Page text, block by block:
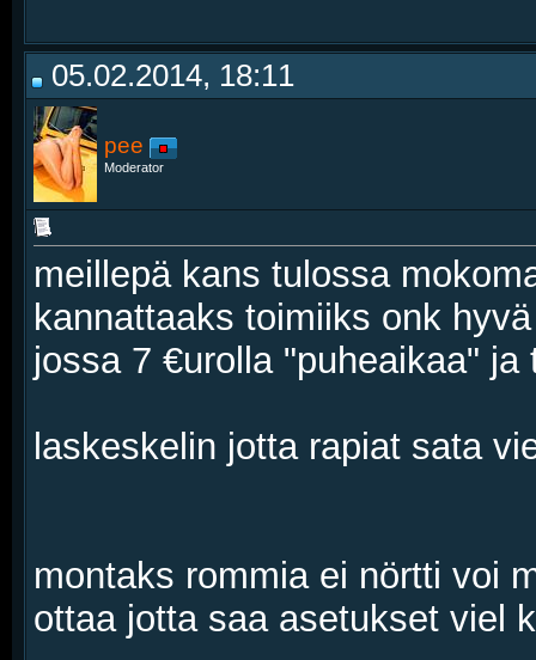
05.02.2014, 18:11
pee
Moderator
meillepä kans tulossa
kannattaaks toimiiks onk
jossa 7 €urolla "puheaikaa"
laskeskelin jotta rapiat sata
montaks rommia ei nörtti voi
ottaa jotta saa asetukset viel